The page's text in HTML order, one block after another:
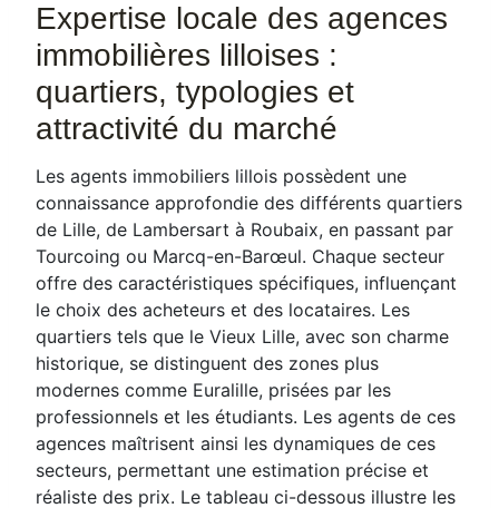
Expertise locale des agences
immobilières lilloises :
quartiers, typologies et
attractivité du marché
Les agents immobiliers lillois possèdent une
connaissance approfondie des différents quartiers
de Lille, de Lambersart à Roubaix, en passant par
Tourcoing ou Marcq-en-Barœul. Chaque secteur
offre des caractéristiques spécifiques, influençant
le choix des acheteurs et des locataires. Les
quartiers tels que le Vieux Lille, avec son charme
historique, se distinguent des zones plus
modernes comme Euralille, prisées par les
professionnels et les étudiants. Les agents de ces
agences maîtrisent ainsi les dynamiques de ces
secteurs, permettant une estimation précise et
réaliste des prix. Le tableau ci-dessous illustre les